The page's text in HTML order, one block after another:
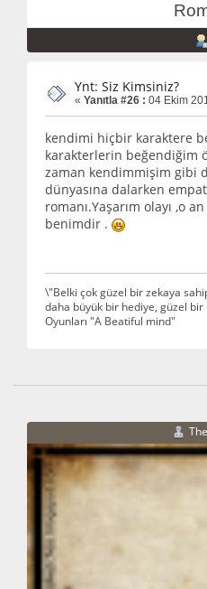
Ynt: Siz Kimsiniz?
« Yanıtla #26 : 04 Ekim
kendimi hiçbir karaktere
karakterlerin beğendiğim
zaman kendimmişim gibi
dünyasına dalarken
romanı.Yaşarım olayı ,o
benimdir .
\"Belki çok güzel bir zekaya
daha büyük bir hediye, güzel
Oyunları "A Beatiful mind"